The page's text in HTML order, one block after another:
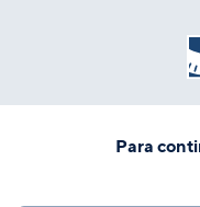
Para